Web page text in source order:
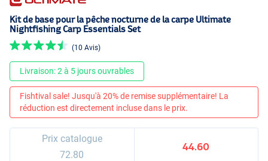
Kit de base pour la pêche nocturne de la carpe Ultimate
Nightfishing Carp Essentials Set
(10 Avis)
Livraison: 2 à 5 jours ouvrables
Fishtival sale! Jusqu'à 20% de remise supplémentaire! La
réduction est directement incluse dans le prix.
Prix catalogue
72.80
44.60